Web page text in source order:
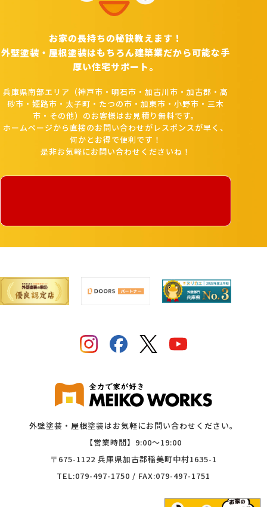
お家の長持ちの秘訣教えます！
外壁塗装・屋根塗装はもちろん建築業だから可能な手
厚い住宅サポート。
兵庫県南部エリア（神戸市・明石市・加古川市・加古郡・高
砂市・姫路市・太子町・たつの市・加東市・小野市・三木
市・その他）のお客様はお見積り無料です。
ホームページから直接のお問い合わせがレスポンスが早く、
何かとお得で便利です！
是非お気軽にお問い合わせくださいね！
外壁塗装・屋根塗装はお気軽にお問い合わせください。
【営業時間】9:00〜19:00
〒675-1122 兵庫県加古郡稲美町中村1635-1
TEL:079-497-1750 / FAX:079-497-1751